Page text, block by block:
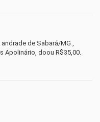
de Sabará/MG ,
Apolinário, doou R$35,00.